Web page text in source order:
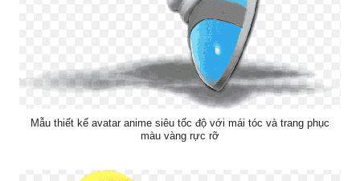
Mẫu thiết kế avatar anime siêu tốc độ với mái tóc và trang phục
màu vàng rực rỡ